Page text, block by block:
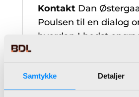
Samtykke Detaljer
Kontakt Dan
Poulsen til en dialog
hvordan I bedst
Telefon nr.:
+45 22 90
e-mail:dop@bdl.dk